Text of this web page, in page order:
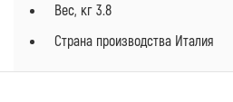
Вес, кг 3.8
Страна производства Италия